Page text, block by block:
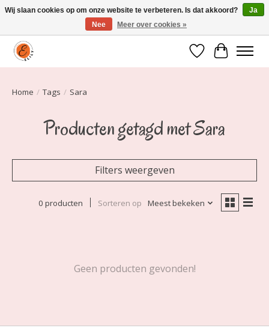
Elily is er om jou te laten stralen! Mode vanaf maat 34 t/m 54
Verlanglijst
Home / Tags / Sara
Producten getagd met Sara
Filters weergeven
0 producten Sorteren op Meest bekeken
Geen producten gevonden!
Wij slaan cookies op om onze website te verbeteren. Is dat akkoord?
Ja
Nee
Meer over cookies »